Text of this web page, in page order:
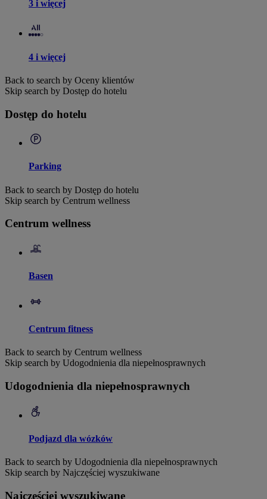
3 i więcej
4 i więcej
Back to search by Oceny klientów
Skip search by Dostęp do hotelu
Dostęp do hotelu
Parking
Back to search by Dostęp do hotelu
Skip search by Centrum wellness
Centrum wellness
Basen
Centrum fitness
Back to search by Centrum wellness
Skip search by Udogodnienia dla niepełnosprawnych
Udogodnienia dla niepełnosprawnych
Podjazd dla wózków
Back to search by Udogodnienia dla niepełnosprawnych
Skip search by Najczęściej wyszukiwane
Najczęściej wyszukiwane